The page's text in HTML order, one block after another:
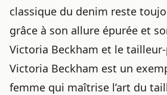
classique du denim reste
grâce à son allure épurée et
Victoria Beckham et le
Victoria Beckham est un
femme qui maîtrise l’art du